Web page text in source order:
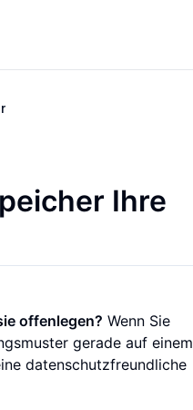
Ihre
offenlegen? Wenn Sie
gerade auf einem
datenschutzfreundliche